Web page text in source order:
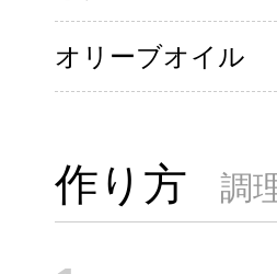
オリーブオイル
作り方 調